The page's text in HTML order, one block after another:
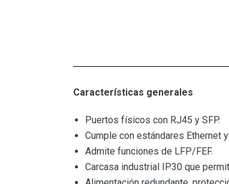
Características generales
Puertos físicos con RJ45 y SFP.
Cumple con estándares Ethernet
Admite funciones de LFP/FEF.
Carcasa industrial IP30 que